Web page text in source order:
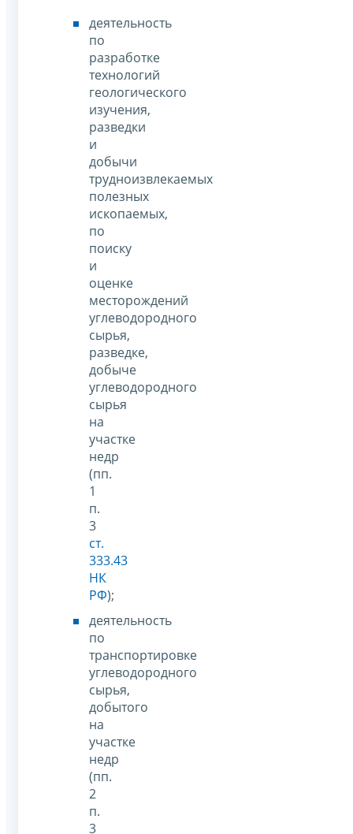
деятельность
по
разработке
технологий
геологического
изучения,
разведки
и
добычи
трудноизвлекаемых
полезных
ископаемых,
по
поиску
и
оценке
месторождений
углеводородного
сырья,
разведке,
добыче
углеводородного
сырья
на
участке
недр
(пп.
1
п.
3
ст.
333.43
НК
РФ);
деятельность
по
транспортировке
углеводородного
сырья,
добытого
на
участке
недр
(пп.
2
п.
3